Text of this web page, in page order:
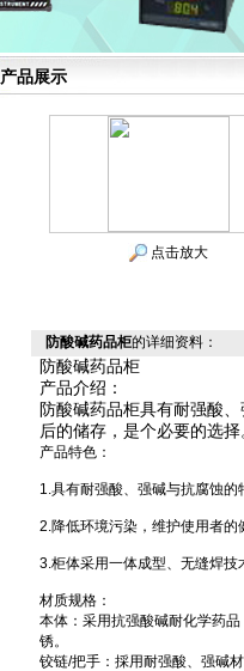
产品展示
点击放大
防酸碱药品柜的详细资料：
防酸碱药品柜
产品介绍：
防酸碱药品柜具有耐强酸
后的储存， 是个必要的选择
产品特色：
1.具有耐强酸、强碱与抗腐蚀的
2.降低环境污染，维护使用者的
3.柜体采用一体成型、无缝焊
材质规格：
本体：采用抗强酸碱耐化学药
锈。
铰链/把手：採用耐强酸、强碱